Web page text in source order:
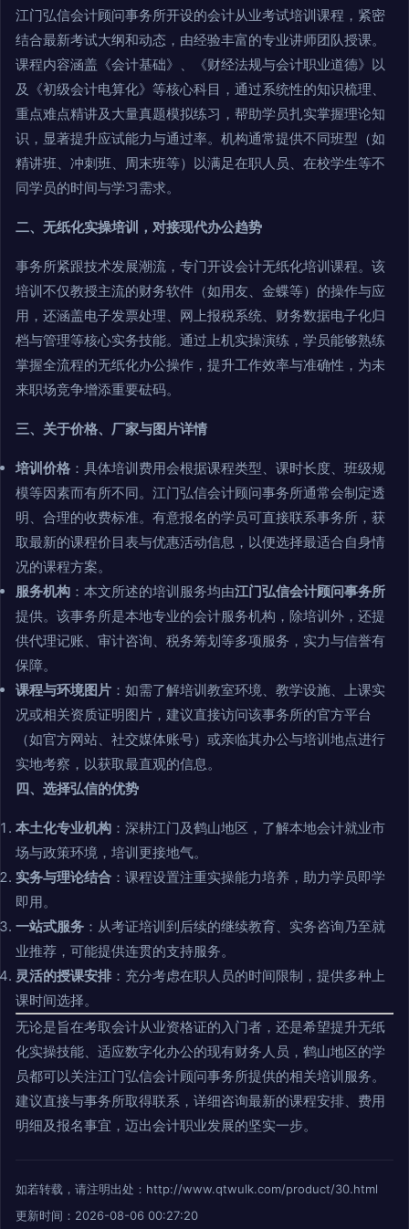
江门弘信会计顾问事务所开设的会计从业考试培训课程，紧密
结合最新考试大纲和动态，由经验丰富的专业讲师团队授课。
课程内容涵盖《会计基础》、《财经法规与会计职业道德》以
及《初级会计电算化》等核心科目，通过系统性的知识梳理、
重点难点精讲及大量真题模拟练习，帮助学员扎实掌握理论知
识，显著提升应试能力与通过率。机构通常提供不同班型（如
精讲班、冲刺班、周末班等）以满足在职人员、在校学生等不
同学员的时间与学习需求。
二、无纸化实操培训，对接现代办公趋势
事务所紧跟技术发展潮流，专门开设会计无纸化培训课程。该
培训不仅教授主流的财务软件（如用友、金蝶等）的操作与应
用，还涵盖电子发票处理、网上报税系统、财务数据电子化归
档与管理等核心实务技能。通过上机实操演练，学员能够熟练
掌握全流程的无纸化办公操作，提升工作效率与准确性，为未
来职场竞争增添重要砝码。
三、关于价格、厂家与图片详情
培训价格 ：具体培训费用会根据课程类型、课时长度、班级规
模等因素而有所不同。江门弘信会计顾问事务所通常会制定透
明、合理的收费标准。有意报名的学员可直接联系事务所，获
取最新的课程价目表与优惠活动信息，以便选择最适合自身情
况的课程方案。
服务机构 ：本文所述的培训服务均由江门弘信会计顾问事务所
提供。该事务所是本地专业的会计服务机构，除培训外，还提
供代理记账、审计咨询、税务筹划等多项服务，实力与信誉有
保障。
课程与环境图片 ：如需了解培训教室环境、教学设施、上课实
况或相关资质证明图片，建议直接访问该事务所的官方平台
（如官方网站、社交媒体账号）或亲临其办公与培训地点进行
实地考察，以获取最直观的信息。
四、选择弘信的优势
本土化专业机构 ：深耕江门及鹤山地区，了解本地会计就业市
场与政策环境，培训更接地气。
实务与理论结合 ：课程设置注重实操能力培养，助力学员即学
即用。
一站式服务 ：从考证培训到后续的继续教育、实务咨询乃至就
业推荐，可能提供连贯的支持服务。
灵活的授课安排 ：充分考虑在职人员的时间限制，提供多种上
课时间选择。
无论是旨在考取会计从业资格证的入门者，还是希望提升无纸
化实操技能、适应数字化办公的现有财务人员，鹤山地区的学
员都可以关注江门弘信会计顾问事务所提供的相关培训服务。
建议直接与事务所取得联系，详细咨询最新的课程安排、费用
明细及报名事宜，迈出会计职业发展的坚实一步。
如若转载，请注明出处：http://www.qtwulk.com/product/30.html
更新时间：2026-08-06 00:27:20